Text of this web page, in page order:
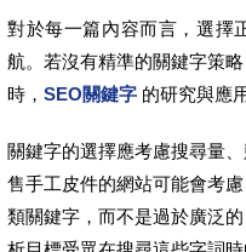
對於每一篇內容而言，選擇
航。若沒有精準的關鍵字策
時， SEO關鍵字 的研究與應
關鍵字的選擇應考慮搜尋量
售手工皮件的網站可能會考
類關鍵字，而不是過於廣泛